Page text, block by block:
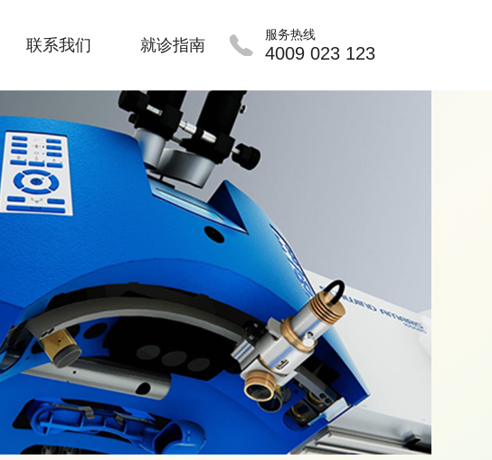
联系我们 就诊指南
服务热线
4009 023 123